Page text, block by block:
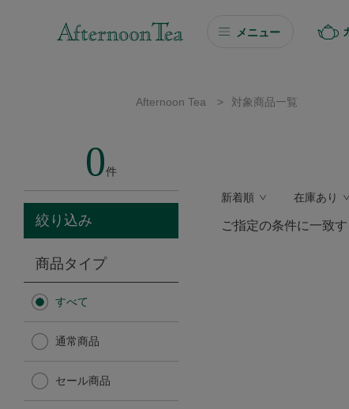
メニュー
ソーシャルギフト
カタログギフト
Afternoon Tea TEAROOM
Afternoon Tea TEAROOM
Afternoon Tea > 対象商品一覧
0件
絞り込み
商品タイプ
すべて
通常商品
セール商品
新着順 在庫あり
ご指定の条件に一致